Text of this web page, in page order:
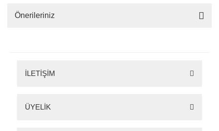
Önerileriniz
İLETİŞİM
ÜYELİK